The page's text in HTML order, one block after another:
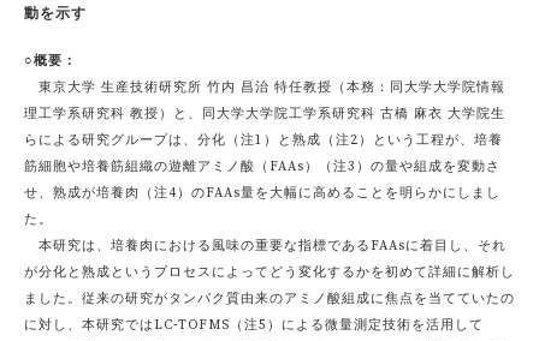
動を示す
○概要：
東京大学 生産技術研究所 竹内 昌治 特任教授（本務：同大学大学院情報
理工学系研究科 教授）と、同大学大学院工学系研究科 古橋 麻衣 大学院生
らによる研究グループは、分化（注1）と熟成（注2）という工程が、培養
筋細胞や培養筋組織の遊離アミノ酸（FAAs）（注3）の量や組成を変動さ
せ、熟成が培養肉（注4）のFAAs量を大幅に高めることを明らかにしまし
た。
本研究は、培養肉における風味の重要な指標であるFAAsに着目し、それ
が分化と熟成というプロセスによってどう変化するかを初めて詳細に解析し
ました。従来の研究がタンパク質由来のアミノ酸組成に焦点を当てていたの
に対し、本研究ではLC-TOFMS（注5）による微量測定技術を活用して